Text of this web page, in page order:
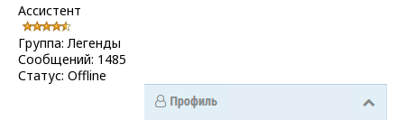
Ассистент
Группа: Легенды
Сообщений: 1485
Статус: Offline